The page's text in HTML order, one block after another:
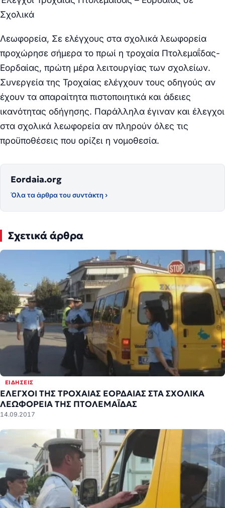
Σχολικά
Λεωφορεία, Σε ελέγχους στα σχολικά λεωφορεία
προχώρησε σήμερα το πρωί η τροχαία Πτολεμαΐδας-
Εορδαίας, πρώτη μέρα λειτουργίας των σχολείων.
Συνεργεία της Τροχαίας ελέγχουν τους οδηγούς αν
έχουν τα απαραίτητα πιστοποιητικά και άδειες
ικανότητας οδήγησης. Παράλληλα έγιναν και έλεγχοι
στα σχολικά λεωφορεία αν πληρούν όλες τις
προϋποθέσεις που ορίζει η νομοθεσία.
Eordaia.org
Όλα τα άρθρα του συντάκτη ›
Σχετικά άρθρα
ΕΙΔΉΣΕΙΣ
ΕΛΕΓΧΟΙ ΤΗΣ ΤΡΟΧΑΙΑΣ ΕΟΡΔΑΙΑΣ ΣΤΑ ΣΧΟΛΙΚΑ
ΛΕΩΦΟΡΕΙΑ ΤΗΣ ΠΤΟΛΕΜΑΪΔΑΣ
14.09.2017